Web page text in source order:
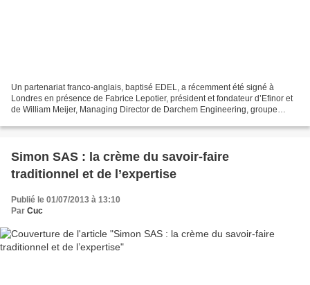
Un partenariat franco-anglais, baptisé EDEL, a récemment été signé à
Londres en présence de Fabrice Lepotier, président et fondateur d’Efinor et
de William Meijer, Managing Director de Darchem Engineering, groupe
Simon SAS : la crème du savoir-faire
traditionnel et de l’expertise
Publié le 01/07/2013 à 13:10
Par Cuc